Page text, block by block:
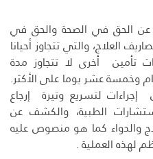
عن الحق في الصحة والحق في
العلاج، والتي تتجاوز أحيانا
أخرى لا تتجاوز مدة
وخمسة عشر يوما على الأكثر.
لتسريع وتيرة إرجاع
الطبية، والكشف عن
والدواء كما هو منصوص عليه